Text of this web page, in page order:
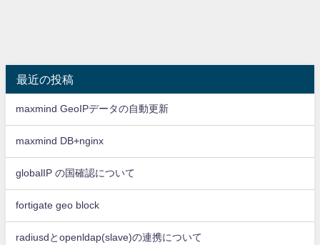
最近の投稿
maxmind GeoIPデータの自動更新
maxmind DB+nginx
globalIP の国確認について
fortigate geo block
radiusdとopenldap(slave)の連携について